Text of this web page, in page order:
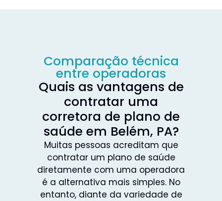
Comparação técnica
entre operadoras
Quais as vantagens de
contratar uma
corretora de plano de
saúde em Belém, PA?
Muitas pessoas acreditam que
contratar um plano de saúde
diretamente com uma operadora
é a alternativa mais simples. No
entanto, diante da variedade de